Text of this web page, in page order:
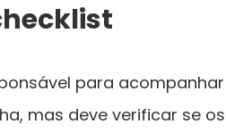
para acompanhar
mas deve verificar se